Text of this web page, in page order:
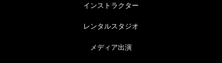
インストラクター
レンタルスタジオ
メディア出演